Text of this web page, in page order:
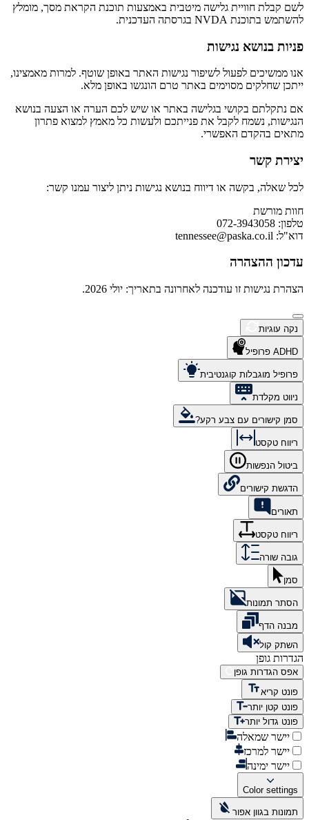
לשם קבלת חוויית גלישה מיטבית באמצעות תוכנת הקראת מסך, מומלץ
להשתמש בתוכנת NVDA בגרסתה העדכנית.
פניות בנושא נגישות
אנו ממשיכים לפעול לשיפור נגישות האתר באופן שוטף. למרות מאמצינו,
ייתכן שחלקים מסוימים באתר טרם הונגשו באופן מלא.
אם נתקלתם בקושי בגלישה באתר או שיש לכם הערה או הצעה בנושא
הנגישות, נשמח לקבל את פנייתכם ולעשות כל מאמץ למצוא פתרון
מתאים בהקדם האפשרי.
יצירת קשר
לכל שאלה, בקשה או דיווח בנושא נגישות ניתן ליצור עמנו קשר:
חוות מורשת
טלפון: 072-3943058
דוא"ל: tennessee@paska.co.il
עדכון ההצהרה
הצהרת נגישות זו עודכנה לאחרונה בתאריך: יולי 2026.
נקה עוגיות
ADHD פרופיל
פרופיל מוגבלות קוגנטיבית
ניווט מקלדת
סמן קישורים עם צבע רקע?
ריווח טקסט
ביטול הנפשות
הדגשת קישורים
תאורים
ריווח טקסט
גובה שורה
סמן
הסתר תמונות
מבנה הדף
השתק קול
הגדרות גופן
אפס הגדרות גופן
פונט קריא
פונט קטן יותר
פונט גדול יותר
יישר שמאלה
יישר למרכז
יישר ימינה
Color settings
תמונות בגוון אפור